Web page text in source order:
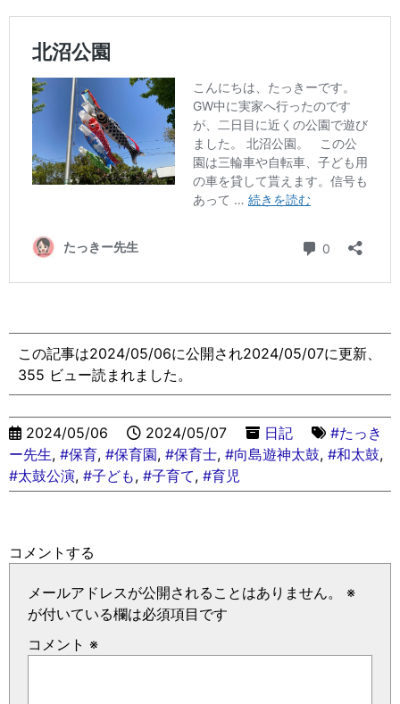
この記事は2024/05/06に公開され2024/05/07に更新、
355 ビュー読まれました。
2024/05/06 2024/05/07 日記
#たっき
ー先生, #保育, #保育園, #保育士, #向島遊神太鼓, #和太鼓,
#太鼓公演, #子ども, #子育て, #育児
コメントする
メールアドレスが公開されることはありません。
※
が付いている欄は必須項目です
コメント ※